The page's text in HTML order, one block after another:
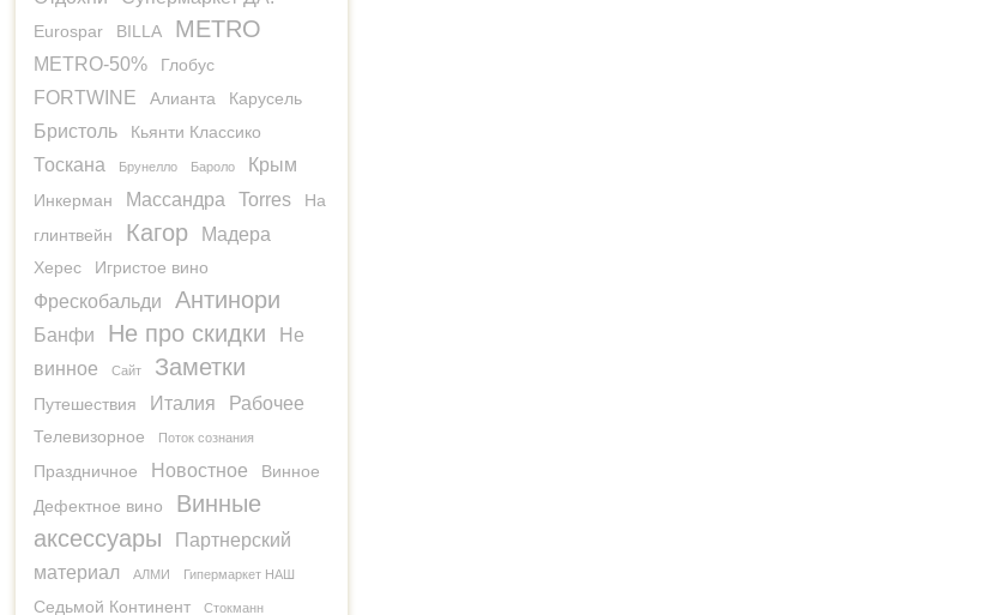
Eurospar BILLA METRO
METRO-50% Глобус
FORTWINE Алианта Карусель
Бристоль Кьянти Классико
Тоскана Брунелло Бароло Крым
Инкерман Массандра Torres
На
глинтвейн
Кагор Мадера
Херес Игристое вино
Фрескобальди Антинори
Банфи Не про скидки
Не
винное
Сайт Заметки
Путешествия Италия Рабочее
Телевизорное Поток сознания
Праздничное Новостное
Винное
Дефектное вино
Винные
аксессуары
Партнерский
материал
АЛМИ Гипермаркет НАШ
Седьмой Континент Стокманн